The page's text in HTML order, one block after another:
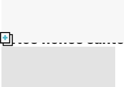
Nos fiches santé